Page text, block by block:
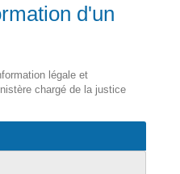
d'un
légale et
chargé de la justice